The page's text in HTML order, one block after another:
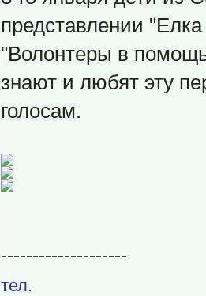
представлении
"Волонтеры в
знают и любят эту
голосам.
--------------------
тел.